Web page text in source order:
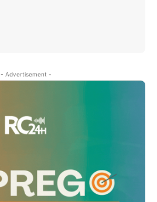
- Advertisement -